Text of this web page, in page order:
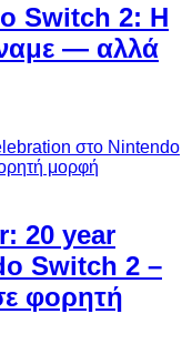
Switch 2: Η
— αλλά
20 year
Switch 2 –
φορητή